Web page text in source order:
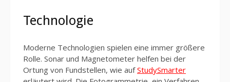
Technologie
Moderne Technologien spielen eine immer größere
Rolle. Sonar und Magnetometer helfen bei der
Ortung von Fundstellen, wie aufStudySmarter